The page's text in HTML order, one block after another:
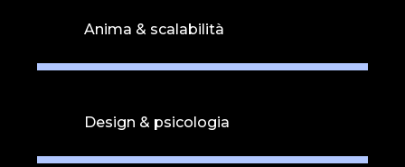
Anima & scalabilità
Design & psicologia